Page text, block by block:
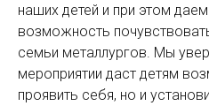
наших детей и при этом
возможность
семьи металлургов. Мы
мероприятии даст детям
проявить себя, но и